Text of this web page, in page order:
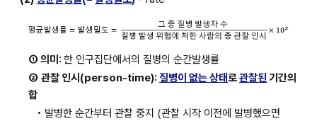
① 의미: 한 인구집단에서의 질병의 순간발생률
② 관찰 인시(person-time): 질병이 없는 상태로 관찰된 기간의
합
• 발병한 순간부터 관찰 중지 (관찰 시작 이전에 발병했으면